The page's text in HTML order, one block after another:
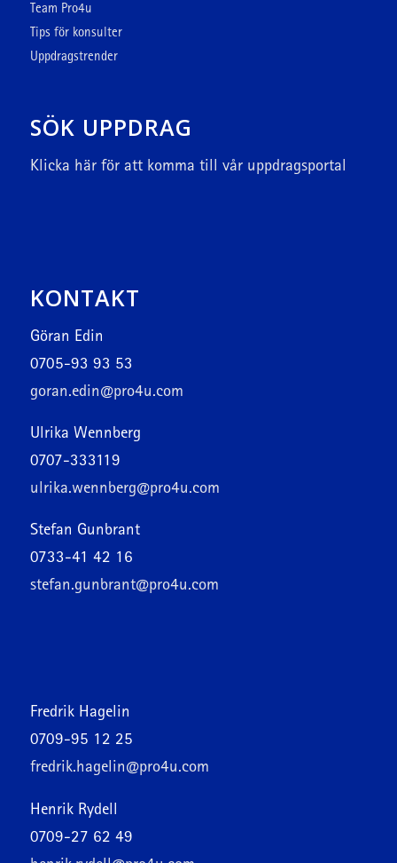
Team Pro4u
Tips för konsulter
Uppdragstrender
SÖK UPPDRAG
Klicka härför att komma till vår uppdragsportal
KONTAKT
Göran Edin
0705-93 93 53
goran.edin@pro4u.com
Ulrika Wennberg
0707-333119
ulrika.wennberg@pro4u.com
Stefan Gunbrant
0733-41 42 16
stefan.gunbrant@pro4u.com
Fredrik Hagelin
0709-95 12 25
fredrik.hagelin@pro4u.com
Henrik Rydell
0709-27 62 49